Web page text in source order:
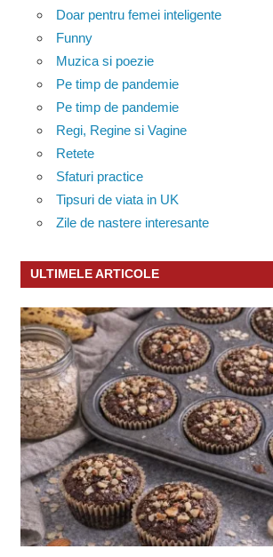
Doar pentru femei inteligente
Funny
Muzica si poezie
Pe timp de pandemie
Pe timp de pandemie
Regi, Regine si Vagine
Retete
Sfaturi practice
Tipsuri de viata in UK
Zile de nastere interesante
ULTIMELE ARTICOLE